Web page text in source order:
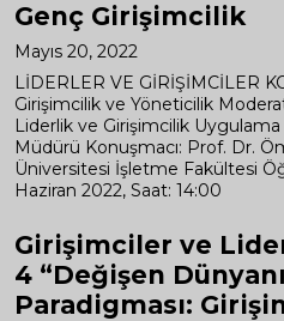
Genç Girişimcilik
Mayıs 20, 2022
LİDERLER VE GİRİŞİMCİLER
Girişimcilik ve Yöneticilik
Liderlik ve Girişimcilik
Müdürü Konuşmacı: Prof. Dr.
Üniversitesi İşletme Fakültesi
Haziran 2022, Saat: 14:00
Girişimciler ve
4 “Değişen
Paradigması: